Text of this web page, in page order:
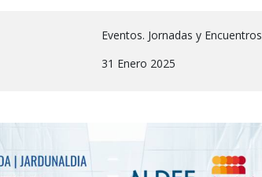
Eventos. Jornadas y Encuentros
31 Enero 2025